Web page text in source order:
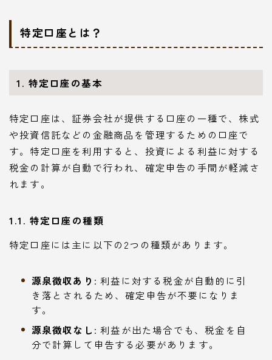
特定口座とは？
1. 特定口座の基本
特定口座は、証券会社が提供する口座の一種で、株式
や投資信託などの金融商品を管理するための口座で
す。特定口座を利用すると、投資による利益に対する
税金の計算が自動で行われ、確定申告の手間が軽減さ
れます。
1.1. 特定口座の種類
特定口座には主に以下の2つの種類があります。
源泉徴収あり : 利益に対する税金が自動的に引
き落とされるため、確定申告が不要になりま
す。
源泉徴収なし : 利益が出た場合でも、税金を自
分で計算して申告する必要があります。